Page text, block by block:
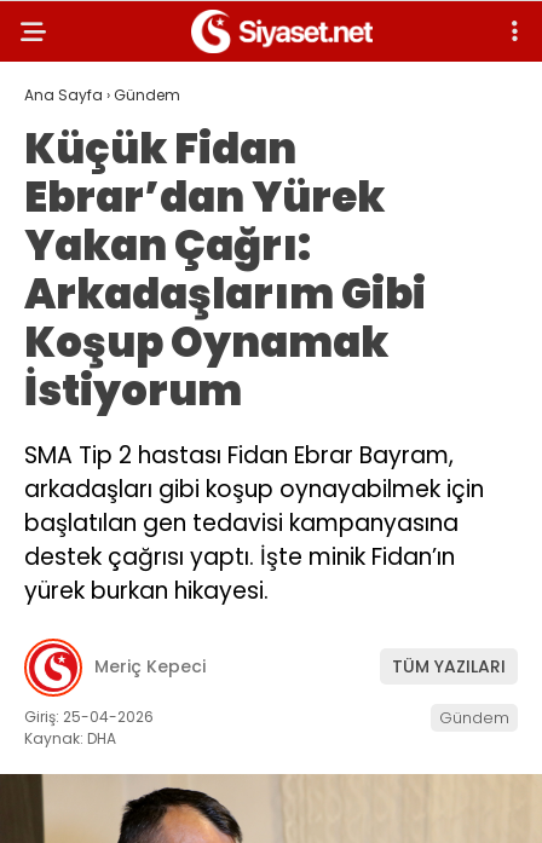
Ana Sayfa ›Gündem
Küçük Fidan
Ebrar’dan Yürek
Yakan Çağrı:
Arkadaşlarım Gibi
Koşup Oynamak
İstiyorum
SMA Tip 2 hastası Fidan Ebrar Bayram,
arkadaşları gibi koşup oynayabilmek için
başlatılan gen tedavisi kampanyasına
destek çağrısı yaptı. İşte minik Fidan’ın
yürek burkan hikayesi.
Meriç Kepeci TÜM YAZILARI
Giriş: 25-04-2026
Kaynak: DHA
Gündem